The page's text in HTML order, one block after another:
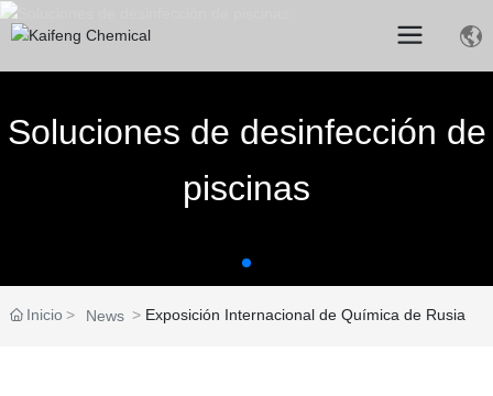
Soluciones de desinfección de
piscinas
Inicio News Exposición Internacional de Química de Rusia